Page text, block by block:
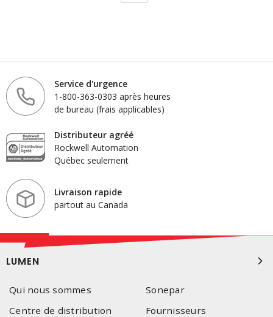
Service d'urgence
1-800-363-0303 après heures
de bureau (frais applicables)
Distributeur agréé
Rockwell Automation
Québec seulement
Livraison rapide
partout au Canada
LUMEN
Qui nous sommes
Sonepar
Centre de distribution
Fournisseurs